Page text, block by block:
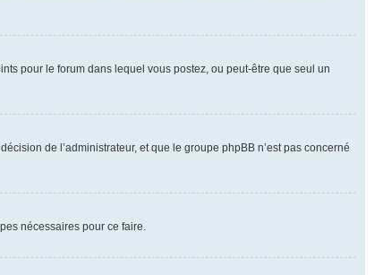
pour le forum dans lequel vous postez, ou peut-être que seul un
de l’administrateur, et que le groupe phpBB n’est pas concerné
nécessaires pour ce faire.